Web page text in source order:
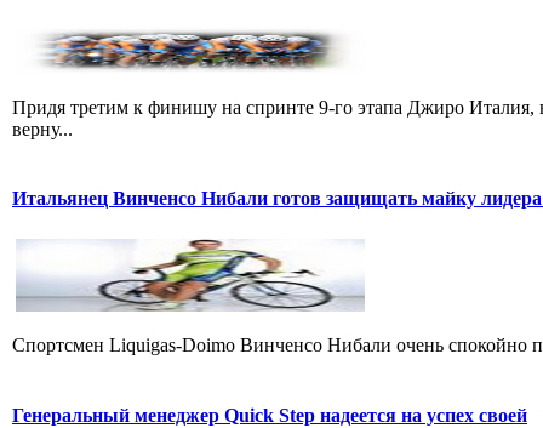
Придя третим к финишу на спринте 9-го этапа Джиро
верну...
Итальянец Винченсо Нибали готов защищать майку
Cпортсмен Liquigas-Doimo Винченсо Нибали очень спокойно
Генеральный менеджер Quick Step надеется на успех своей